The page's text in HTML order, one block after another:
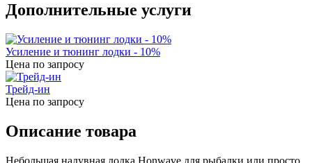
Дополнительные услуги
Усиление и тюнинг лодки - 10%
Цена по запросу
Трейд-ин
Цена по запросу
Описание товара
Небольшая надувная лодка Honwave для рыбалки или просто